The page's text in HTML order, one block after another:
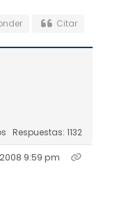
Citar
Respuestas: 1132
9:59 pm